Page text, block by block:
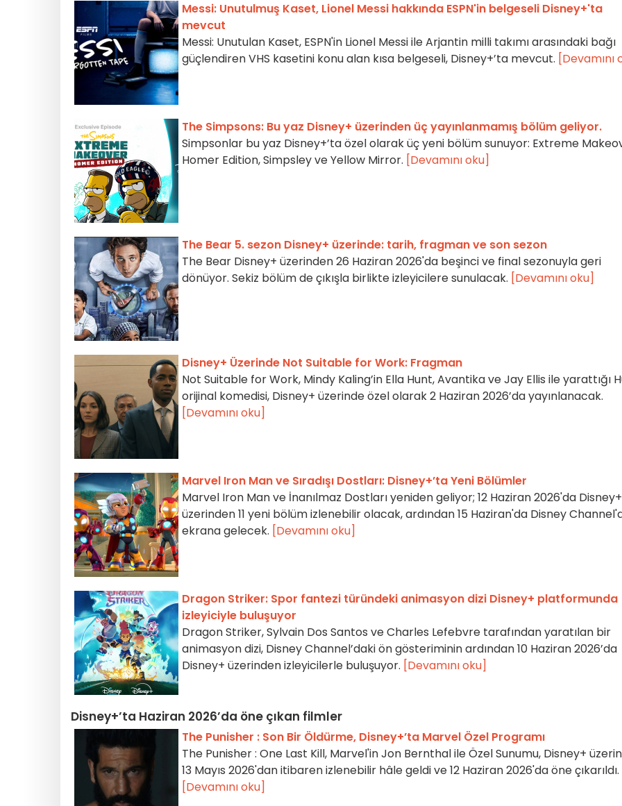
Messi: Unutulmuş Kaset, Lionel Messi hakkında ESPN'in belgeseli Disney+'ta
mevcut
Messi: Unutulan Kaset, ESPN'in Lionel Messi ile Arjantin milli takımı arasındaki bağı
güçlendiren VHS kasetini konu alan kısa belgeseli, Disney+’ta mevcut. [Devamını
The Simpsons: Bu yaz Disney+ üzerinden üç yayınlanmamış bölüm geliyor.
Simpsonlar bu yaz Disney+’ta özel olarak üç yeni bölüm sunuyor: Extreme
Homer Edition, Simpsley ve Yellow Mirror. [Devamını oku]
The Bear 5. sezon Disney+ üzerinde: tarih, fragman ve son sezon
The Bear Disney+ üzerinden 26 Haziran 2026'da beşinci ve final sezonuyla geri
dönüyor. Sekiz bölüm de çıkışla birlikte izleyicilere sunulacak. [Devamını oku]
Disney+ Üzerinde Not Suitable for Work: Fragman
Not Suitable for Work, Mindy Kaling’in Ella Hunt, Avantika ve Jay Ellis ile yarattığı
orijinal komedisi, Disney+ üzerinde özel olarak 2 Haziran 2026’da yayınlanacak.
[Devamını oku]
Marvel Iron Man ve Sıradışı Dostları: Disney+’ta Yeni Bölümler
Marvel Iron Man ve İnanılmaz Dostları yeniden geliyor; 12 Haziran 2026'da Disney+
üzerinden 11 yeni bölüm izlenebilir olacak, ardından 15 Haziran'da Disney
ekrana gelecek. [Devamını oku]
Dragon Striker: Spor fantezi türündeki animasyon dizi Disney+ platformunda
izleyiciyle buluşuyor
Dragon Striker, Sylvain Dos Santos ve Charles Lefebvre tarafından yaratılan bir
animasyon dizi, Disney Channel’daki ön gösteriminin ardından 10 Haziran 2026’da
Disney+ üzerinden izleyicilerle buluşuyor. [Devamını oku]
Disney+’ta Haziran 2026’da öne çıkan filmler
The Punisher : Son Bir Öldürme, Disney+’ta Marvel Özel Programı
The Punisher : One Last Kill, Marvel'in Jon Bernthal ile Özel Sunumu, Disney+
13 Mayıs 2026'dan itibaren izlenebilir hâle geldi ve 12 Haziran 2026'da öne çıkarıldı.
[Devamını oku]